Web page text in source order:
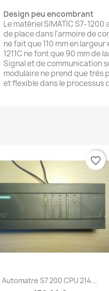
Design peu encombrant
Le matériel SIMATIC S7-
de place dans l'armoire de
ne fait que 110 mm en largeur
1211C ne font que 90 mm de
Signal et de communication
modulaire ne prend que très
et flexible dans le processus
Aperçu rapide
Automatre S7 200 CPU 214...
favorite_border